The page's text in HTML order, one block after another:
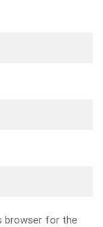
browser for the